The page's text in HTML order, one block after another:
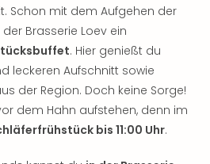
Schon mit dem Aufgehen der
Brasserie Loev ein
. Hier genießt du
leckeren Aufschnitt sowie
der Region. Doch keine Sorge!
dem Hahn aufstehen, denn im
bis 11:00 Uhr.